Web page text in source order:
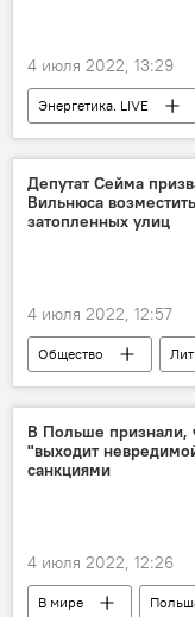
4 июля 2022, 13:29
Энергетика. LIVE
Германия
ФРГ
поставки газа
Депутат Сейма
Вильнюса
затопленных улиц
4 июля 2022, 12:57
Общество
Вильнюс
компенсация
В Польше признали,
"выходит
санкциями
4 июля 2022, 12:26
В мире